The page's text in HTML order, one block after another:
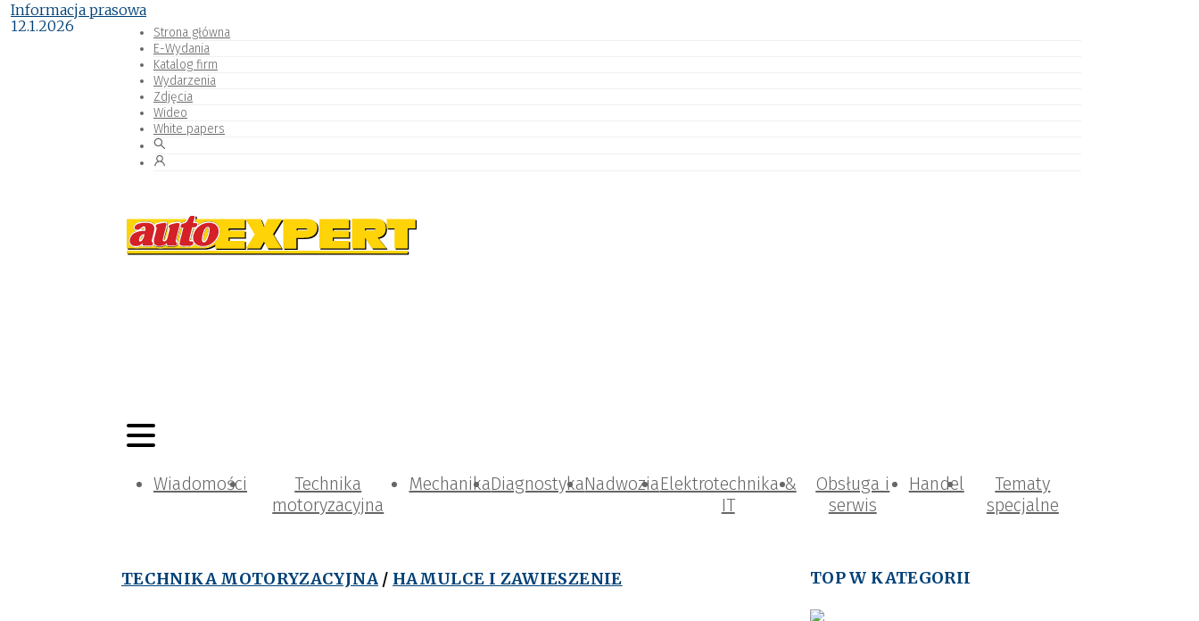
Strona główna
E-Wydania
Katalog firm
Wydarzenia
Zdjęcia
Wideo
White papers
Wiadomości
Technika
motoryzacyjna
MechanikaDiagnostykaNadwoziaElektrotechnika &
IT
Obsługa i
serwis
Handel
Tematy
specjalne
TECHNIKA MOTORYZACYJNA / HAMULCE I ZAWIESZENIE
Informacja prasowa
12.1.2026
TOP W KATEGORII